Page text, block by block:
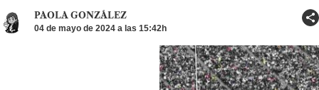
PAOLA GONZÁLEZ
04 de mayo de 2024 a las 15:42h